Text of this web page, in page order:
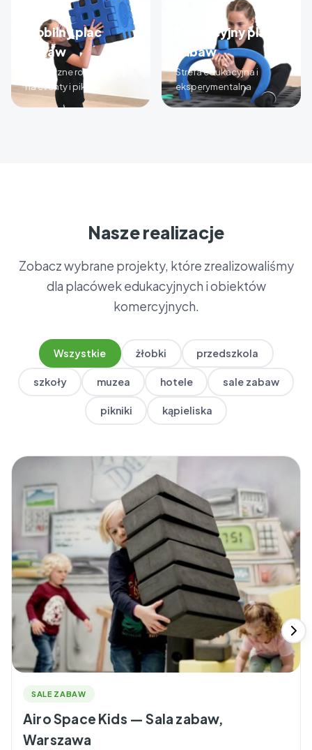
Mobilny plac
zabaw
Elastyczne rozwiązania
na eventy i pikniki
Edukacyjny plac
zabaw
Strefa edukacyjna i
eksperymentalna
Nasze realizacje
Zobacz wybrane projekty, które zrealizowaliśmy
dla placówek edukacyjnych i obiektów
komercyjnych.
Wszystkie żłobki przedszkola
szkoły muzea hotele sale zabaw
pikniki kąpieliska
SALE ZABAW
Airo Space Kids — Sala zabaw,
Warszawa